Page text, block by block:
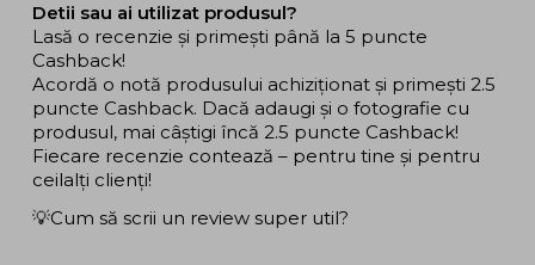
Detii sau ai utilizat produsul?
Lasă o recenzie și primești până la 5 puncte
Cashback!
Acordă o notă produsului achiziționat și primești 2.5
puncte Cashback. Dacă adaugi și o fotografie cu
produsul, mai câștigi încă 2.5 puncte Cashback!
Fiecare recenzie contează – pentru tine și pentru
ceilalți clienți!
💡Cum să scrii un review super util?